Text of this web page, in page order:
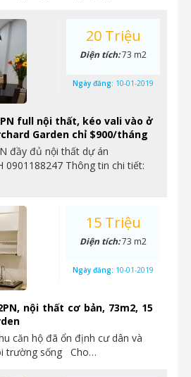
full nội thất, kéo vali vào ở
Garden chỉ $900/tháng
đầy đủ nội thất dự án
0901188247 Thông tin chi tiết:
20 Triệu
Diện tích:73 m2
Ngày đăng: 10-01-2019
nội thất cơ bản, 73m2, 15
căn hộ đã ổn định cư dân và
trường sống Cho…
15 Triệu
Diện tích:73 m2
Ngày đăng: 10-01-2019